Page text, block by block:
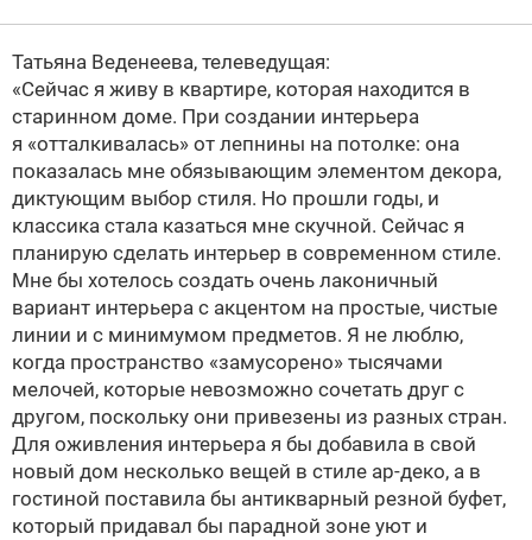
Татьяна Веденеева, телеведущая:
«Сейчас я живу в квартире, которая находится в
старинном доме. При создании интерьера
я «отталкивалась» от лепнины на потолке: она
показалась мне обязывающим элементом декора,
диктующим выбор стиля. Но прошли годы, и
классика стала казаться мне скучной. Сейчас я
планирую сделать интерьер в современном стиле.
Мне бы хотелось создать очень лаконичный
вариант интерьера с акцентом на простые, чистые
линии и с минимумом предметов. Я не люблю,
когда пространство «замусорено» тысячами
мелочей, которые невозможно сочетать друг с
другом, поскольку они привезены из разных стран.
Для оживления интерьера я бы добавила в свой
новый дом несколько вещей в стиле ар-деко, а в
гостиной поставила бы антикварный резной буфет,
который придавал бы парадной зоне уют и